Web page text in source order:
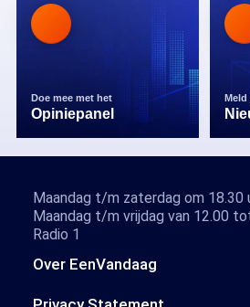
Doe mee met het
Opiniepanel
Meld
Over EenVandaag
Maandag t/m zaterdag om 18.30
Maandag t/m vrijdag van 12.00
Radio 1